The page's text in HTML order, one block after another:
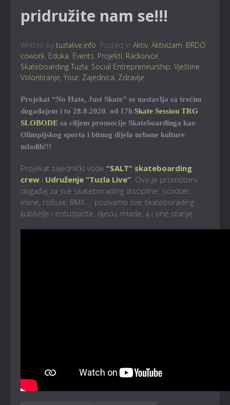
pridružite nam se!!!
Written by tuzlalive.info . Posted in Aktiv, Aktivizam BRDO
cowork Eduka Events Projekti Radionice
Skateboarding Tuzla Social Entrepreneurship Vještine
Volontiranje Your Zajednica Zdravlje
Projekat “No Hate, Just Skate” se nastavlja sa trećim
događajem i to 28.8.2020. od 17h Skate Session TRG
SLOBODE sa ciljem promocije Skateboardinga kao
Olimpijskog sporta i bitnog dijela urbane kulture
mladih!!!
Projekat zajednički vode “SALT” skateboarding
crew i Udruženje “Tuzla Live” . Ovo je promotivni
događaj za sve skateborading discipline: scooter,
inline, rolšule, BMX … pozivamo sve skateborading
ljubitelje i entuzijaste: djecu, mlade, a i one starije.